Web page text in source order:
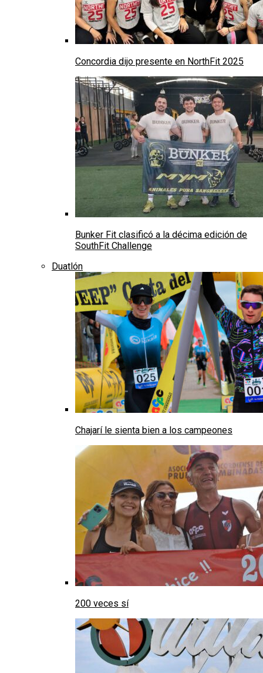
Concordia dijo presente en NorthFit 2025
Bunker Fit clasificó a la décima edición de
SouthFit Challenge
Duatlón
Chajarí le sienta bien a los campeones
200 veces sí